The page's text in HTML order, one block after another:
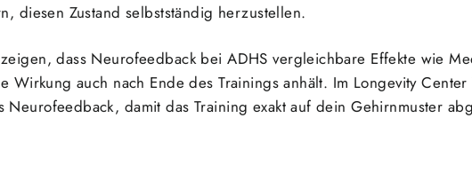
diesen Zustand selbstständig herzustellen.
dass Neurofeedback bei ADHS vergleichbare Effekte wie
Wirkung auch nach Ende des Trainings anhält. Im Longevity
Neurofeedback, damit das Training exakt auf dein Gehirnmuster